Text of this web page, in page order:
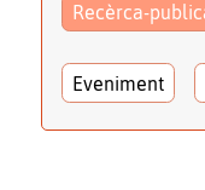
Recèrca-
Eveniment